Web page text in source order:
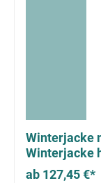
Winterjacke
Winterjacke
ab 127,45 €*